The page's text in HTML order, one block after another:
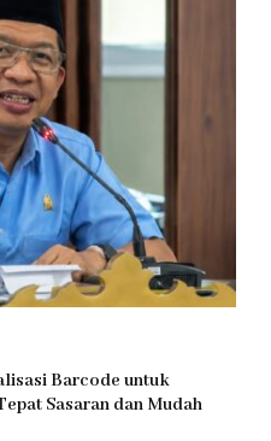
Barcode untuk
Sasaran dan Mudah